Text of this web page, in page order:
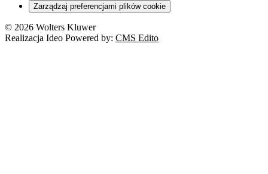
Zarządzaj preferencjami plików cookie
© 2026 Wolters Kluwer
Realizacja Ideo Powered by: CMS Edito